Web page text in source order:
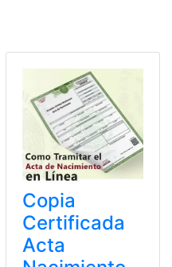
Copia
Certificada
Acta